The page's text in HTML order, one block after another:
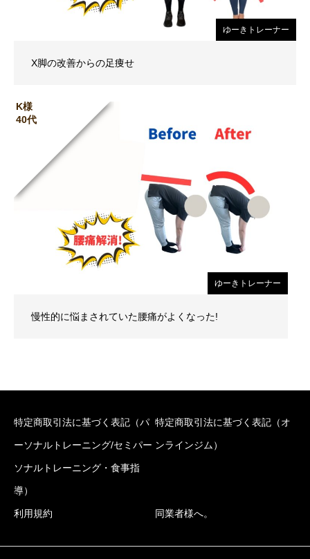
ゆーきトレーナー
X脚の改善からの足痩せ
K様
40代
ゆーきトレーナー
慢性的に悩まされていた腰痛がよくなった!
特定商取引法に基づく表記（パ
ーソナルトレーニング/セミパー
ソナルトレーニング・食事指
導）
特定商取引法に基づく表記（オ
ンラインジム）
利用規約 同業者様へ。